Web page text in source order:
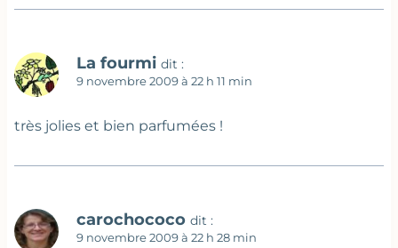
La fourmi dit :
9 novembre 2009 à 22 h 11 min
très jolies et bien parfumées !
carochococo dit :
9 novembre 2009 à 22 h 28 min